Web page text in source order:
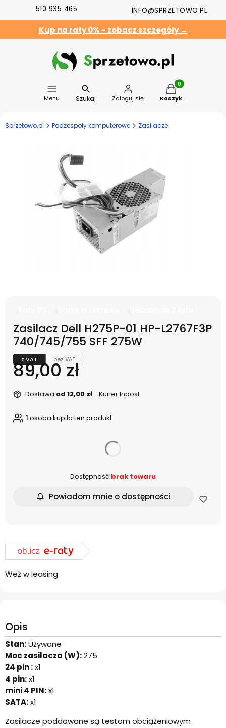
510 935 465 INFO@SPRZETOWO.PL
Kup na raty 0% - zobacz szczegóły →
Menu Szukaj Zaloguj się
Produkty w
Koszyk
Sprzetowo.pl Podzespoły komputerowe Zasilacze
Zasilacz Dell H275P-01 HP-L2767F3P
740/745/755 SFF 275W
z VAT bez VAT
Cena
89,00 zł
Dostawa od 12,00 zł- Kurier Inpost
1 osoba kupiła ten produkt
Dostępność:brak towaru
Powiadom mnie o dostępności
Weź w leasing
Opis
Stan:Używane
Moc zasilacza (W):275
24 pin :x1
4 pin:x1
mini 4 PIN:x1
SATA:x1
Zasilacze poddawane są testom obciążeniowym